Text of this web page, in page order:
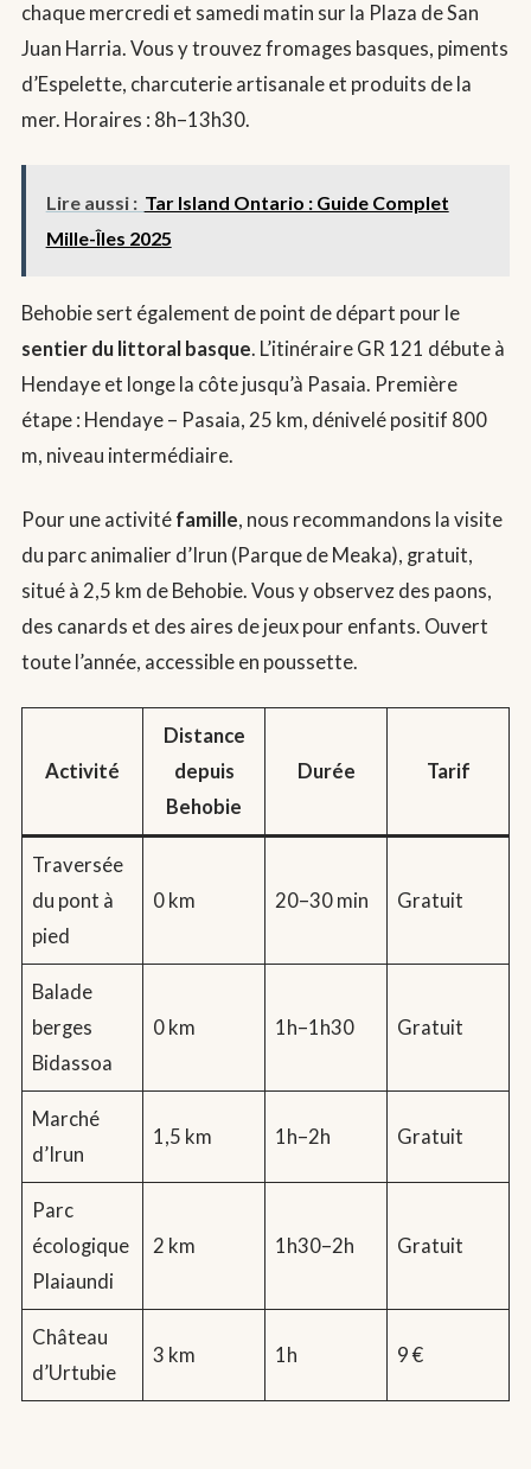
chaque mercredi et samedi matin sur la Plaza de San
Juan Harria. Vous y trouvez fromages basques, piments
d’Espelette, charcuterie artisanale et produits de la
mer. Horaires : 8h–13h30.
Lire aussi : Tar Island Ontario : Guide Complet
Mille-Îles 2025
Behobie sert également de point de départ pour le
sentier du littoral basque. L’itinéraire GR 121 débute à
Hendaye et longe la côte jusqu’à Pasaia. Première
étape : Hendaye – Pasaia, 25 km, dénivelé positif 800
m, niveau intermédiaire.
Pour une activité famille, nous recommandons la visite
du parc animalier d’Irun (Parque de Meaka), gratuit,
situé à 2,5 km de Behobie. Vous y observez des paons,
des canards et des aires de jeux pour enfants. Ouvert
toute l’année, accessible en poussette.
Activité
Distance
depuis
Behobie
Durée Tarif
Traversée
du pont à
pied
0 km 20–30 min Gratuit
Balade
berges
Bidassoa
0 km 1h–1h30 Gratuit
Marché
d’Irun
1,5 km 1h–2h Gratuit
Parc
écologique
Plaiaundi
2 km 1h30–2h Gratuit
Château
d’Urtubie
3 km 1h 9 €